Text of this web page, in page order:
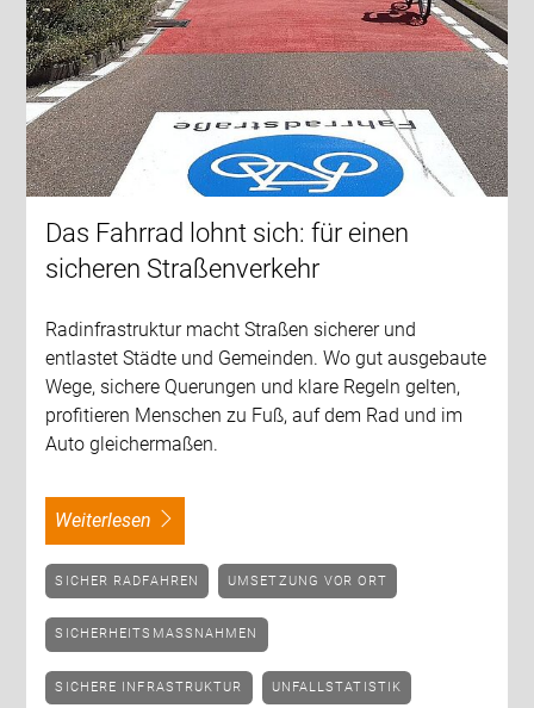
Das Fahrrad lohnt sich: für einen
sicheren Straßenverkehr
Radinfrastruktur macht Straßen sicherer und
entlastet Städte und Gemeinden. Wo gut ausgebaute
Wege, sichere Querungen und klare Regeln gelten,
profitieren Menschen zu Fuß, auf dem Rad und im
Auto gleichermaßen.
weiterlesen
SICHER RADFAHREN UMSETZUNG VOR ORT
SICHERHEITSMASSNAHMEN
SICHERE INFRASTRUKTUR UNFALLSTATISTIK